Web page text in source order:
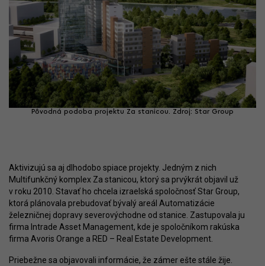
Pôvodná podoba projektu Za stanicou. Zdroj: Star Group
Aktivizujú sa aj dlhodobo spiace projekty. Jedným z nich
Multifunkčný komplex Za stanicou, ktorý sa prvýkrát objavil už
v roku 2010. Stavať ho chcela izraelská spoločnosť Star Group,
ktorá plánovala prebudovať bývalý areál Automatizácie
železničnej dopravy severovýchodne od stanice. Zastupovala ju
firma Intrade Asset Management, kde je spoločníkom rakúska
firma Avoris Orange a RED – Real Estate Development.
Priebežne sa objavovali informácie, že zámer ešte stále žije.